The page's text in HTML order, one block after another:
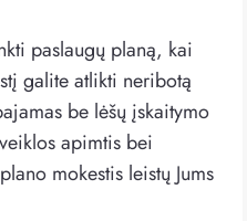
paslaugų planą, kai
galite atlikti neribotą
be lėšų įskaitymo
apimtis bei
mokestis leistų Jums